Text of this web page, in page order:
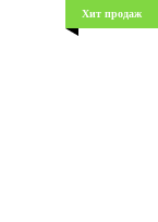
Хит продаж